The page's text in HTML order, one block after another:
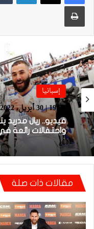
طباعة
إسبانيا
19:30 | 30 أبريل، 2022
واحتفالات رائعة في
إسبانيا
00:55 | 19 أبريل، 2022
فيديو.. تقرير حول
كيف ظهرت ومن
مقالات ذات صلة